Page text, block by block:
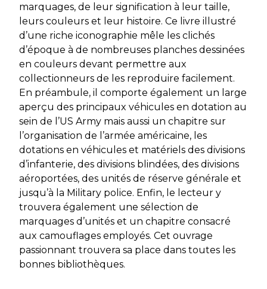
marquages, de leur signification à leur taille,
leurs couleurs et leur histoire. Ce livre illustré
d’une riche iconographie mêle les clichés
d’époque à de nombreuses planches dessinées
en couleurs devant permettre aux
collectionneurs de les reproduire facilement.
En préambule, il comporte également un large
aperçu des principaux véhicules en dotation au
sein de l’US Army mais aussi un chapitre sur
l’organisation de l’armée américaine, les
dotations en véhicules et matériels des divisions
d’infanterie, des divisions blindées, des divisions
aéroportées, des unités de réserve générale et
jusqu’à la Military police. Enfin, le lecteur y
trouvera également une sélection de
marquages d’unités et un chapitre consacré
aux camouflages employés. Cet ouvrage
passionnant trouvera sa place dans toutes les
bonnes bibliothèques.